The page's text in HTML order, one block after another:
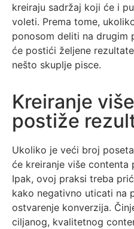
kreiraju sadržaj koji će i
voleti. Prema tome,
ponosom deliti na drugim
će postići željene
nešto skuplje pisce.
Kreiranje
postiže
Ukoliko je veći broj
će kreiranje više contenta
Ipak, ovoj praksi treba
kako negativno uticati na
ostvarenje konverzija.
ciljanog, kvalitetnog